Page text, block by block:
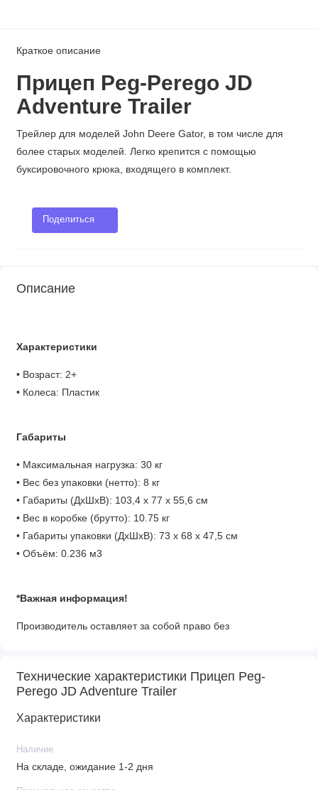
Краткое описание
Прицеп Peg-Perego JD
Adventure Trailer
Трейлер для моделей John Deere Gator, в том числе для
более старых моделей. Легко крепится с помощью
буксировочного крюка, входящего в комплект.
Поделиться
Описание
Характеристики
• Возраст: 2+
• Колеса: Пластик
Габариты
• Максимальная нагрузка: 30 кг
• Вес без упаковки (нетто): 8 кг
• Габариты (ДхШхВ): 103,4 x 77 x 55,6 см
• Вес в коробке (брутто): 10.75 кг
• Габариты упаковки (ДхШхВ): 73 х 68 х 47,5 см
• Объём: 0.236 м3
*Важная информация!
Производитель оставляет за собой право без
изготовления изделия с целью улучшения его свойств.
Технические характеристики Прицеп Peg-
Perego JD Adventure Trailer
Характеристики
Наличие
На складе, ожидание 1-2 дня